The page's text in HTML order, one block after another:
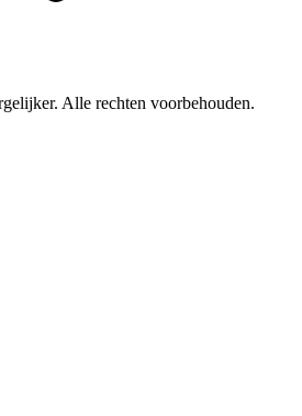
Alle rechten voorbehouden.